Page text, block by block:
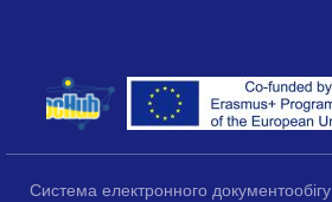
Система електронного документообігу